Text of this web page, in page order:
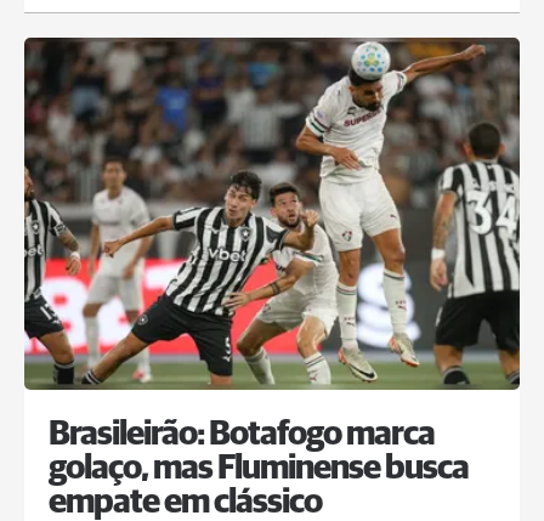
Brasileirão: Botafogo marca
golaço, mas Fluminense busca
empate em clássico